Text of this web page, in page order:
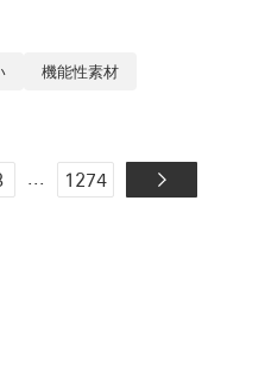
機能性素材
... 1274